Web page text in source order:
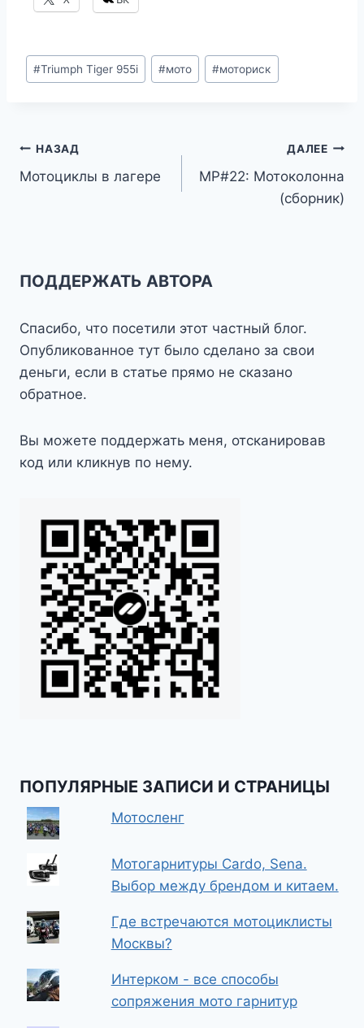
Метки
записи:
#Triumph Tiger 955i #мото #моториск
Навигация
по
НАЗАД
Мотоциклы в лагере
ДАЛЕЕ
МР#22: Мотоколонна
(сборник)
ПОДДЕРЖАТЬ АВТОРА
Спасибо, что посетили этот частный блог.
Опубликованное тут было сделано за свои
деньги, если в статье прямо не сказано
обратное.
Вы можете поддержать меня, отсканировав
код или кликнув по нему.
ПОПУЛЯРНЫЕ ЗАПИСИ И СТРАНИЦЫ
Мотосленг
Мотогарнитуры Cardo, Sena.
Выбор между брендом и китаем.
Где встречаются мотоциклисты
Москвы?
Интерком - все способы
сопряжения мото гарнитур